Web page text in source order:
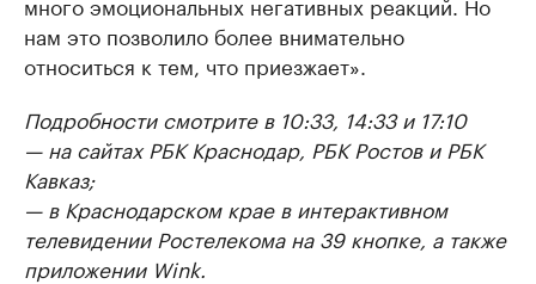
нам это позволило более внимательно
относиться к тем, что приезжает».
Подробности смотрите в 10:33, 14:33 и 17:10
— на сайтах РБК Краснодар, РБК Ростов и РБК
Кавказ;
— в Краснодарском крае в интерактивном
телевидении Ростелекома на 39 кнопке, а также
приложении Wink.